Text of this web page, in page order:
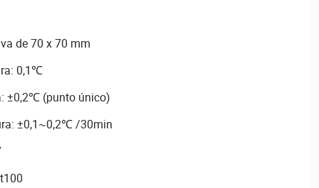
de 70 x 70 mm
0,1℃
±0,2℃ (punto único)
±0,1~0,2℃ /30min